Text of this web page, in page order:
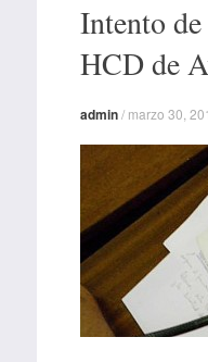
contenidoIntento de
HCD de
admin/ marzo 30,